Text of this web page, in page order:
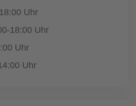
Uhr
18:00 Uhr
Uhr
Uhr